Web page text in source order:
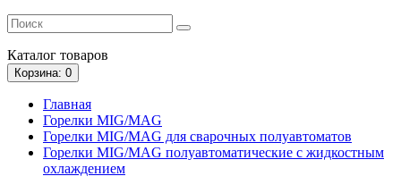
Каталог товаров
Корзина: 0
Главная
Горелки MIG/MAG
Горелки MIG/MAG для сварочных полуавтоматов
Горелки MIG/MAG полуавтоматические с жидкостным
охлаждением